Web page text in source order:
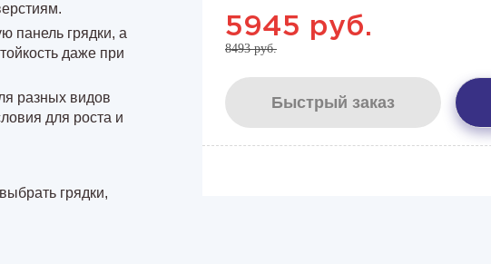
панель грядки, а
даже при
разных видов
для роста и
грядки,
5945 руб.
8493 руб.
Быстрый заказ